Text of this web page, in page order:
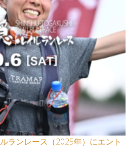
ランレース（2025年）にエント